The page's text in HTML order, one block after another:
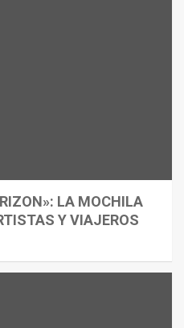
LA MOCHILA
Y VIAJEROS